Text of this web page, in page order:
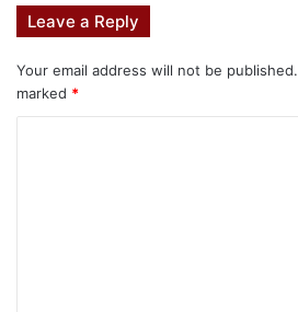
Leave a Reply
Your email address will not be published.
marked *